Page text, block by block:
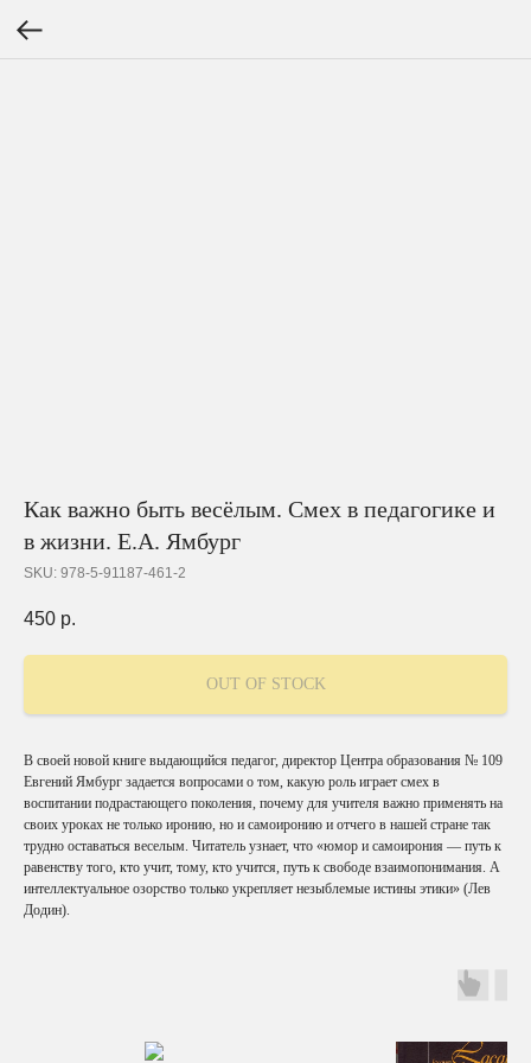
Как важно быть весёлым. Смех в педагогике и
в жизни. Е.А. Ямбург
SKU: 978-5-91187-461-2
450 р.
OUT OF STOCK
В своей новой книге выдающийся педагог, директор Центра образования № 109
Евгений Ямбург задается вопросами о том, какую роль играет смех в
воспитании подрастающего поколения, почему для учителя важно применять на
своих уроках не только иронию, но и самоиронию и отчего в нашей стране так
трудно оставаться веселым. Читатель узнает, что «юмор и самоирония — путь к
равенству того, кто учит, тому, кто учится, путь к свободе взаимопонимания. А
интеллектуальное озорство только укрепляет незыблемые истины этики» (Лев
Додин).